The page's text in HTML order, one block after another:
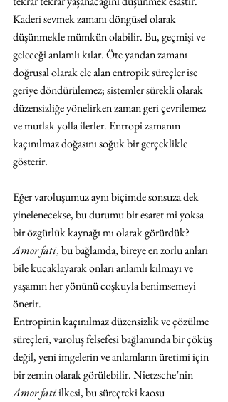
Kaderi sevmek zamanı döngüsel olarak
düşünmekle mümkün olabilir. Bu, geçmişi ve
geleceği anlamlı kılar. Öte yandan zamanı
doğrusal olarak ele alan entropik süreçler ise
geriye döndürülemez; sistemler sürekli olarak
düzensizliğe yönelirken zaman geri çevrilemez
ve mutlak yolla ilerler. Entropi zamanın
kaçınılmaz doğasını soğuk bir gerçeklikle
gösterir.
Eğer varoluşumuz aynı biçimde sonsuza dek
yinelenecekse, bu durumu bir esaret mi yoksa
bir özgürlük kaynağı mı olarak görürdük?
Amor fati, bu bağlamda, bireye en zorlu anları
bile kucaklayarak onları anlamlı kılmayı ve
yaşamın her yönünü coşkuyla benimsemeyi
önerir.
Entropinin kaçınılmaz düzensizlik ve çözülme
süreçleri, varoluş felsefesi bağlamında bir çöküş
değil, yeni imgelerin ve anlamların üretimi için
bir zemin olarak görülebilir. Nietzsche’nin
Amor fati ilkesi, bu süreçteki kaosu